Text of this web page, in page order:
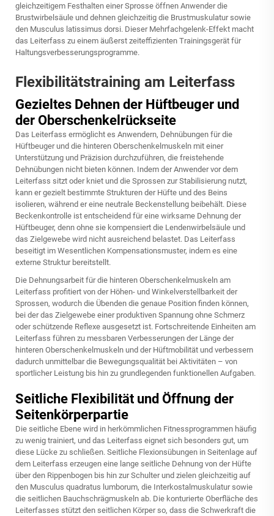
gleichzeitigem Festhalten einer Sprosse öffnen Anwender die
Brustwirbelsäule und dehnen gleichzeitig die Brustmuskulatur sowie
den Musculus latissimus dorsi. Dieser Mehrfachgelenk-Effekt macht
das Leiterfass zu einem äußerst zeiteffizienten Trainingsgerät für
Haltungsverbesserungsprogramme.
Flexibilitätstraining am Leiterfass
Gezieltes Dehnen der Hüftbeuger und
der Oberschenkelrückseite
Das Leiterfass ermöglicht es Anwendern, Dehnübungen für die
Hüftbeuger und die hinteren Oberschenkelmuskeln mit einer
Unterstützung und Präzision durchzuführen, die freistehende
Dehnübungen nicht bieten können. Indem der Anwender vor dem
Leiterfass sitzt oder kniet und die Sprossen zur Stabilisierung nutzt,
kann er gezielt bestimmte Strukturen der Hüfte und des Beins
isolieren, während er eine neutrale Beckenstellung beibehält. Diese
Beckenkontrolle ist entscheidend für eine wirksame Dehnung der
Hüftbeuger, denn ohne sie kompensiert die Lendenwirbelsäule und
das Zielgewebe wird nicht ausreichend belastet. Das Leiterfass
beseitigt im Wesentlichen Kompensationsmuster, indem es eine
externe Struktur bereitstellt.
Die Dehnungsarbeit für die hinteren Oberschenkelmuskeln am
Leiterfass profitiert von der Höhen- und Winkelverstellbarkeit der
Sprossen, wodurch die Übenden die genaue Position finden können,
bei der das Zielgewebe einer produktiven Spannung ohne Schmerz
oder schützende Reflexe ausgesetzt ist. Fortschreitende Einheiten am
Leiterfass führen zu messbaren Verbesserungen der Länge der
hinteren Oberschenkelmuskeln und der Hüftmobilität und verbessern
dadurch unmittelbar die Bewegungsqualität bei Aktivitäten – von
sportlicher Leistung bis hin zu grundlegenden funktionellen Aufgaben.
Seitliche Flexibilität und Öffnung der
Seitenkörperpartie
Die seitliche Ebene wird in herkömmlichen Fitnessprogrammen häufig
zu wenig trainiert, und das Leiterfass eignet sich besonders gut, um
diese Lücke zu schließen. Seitliche Flexionsübungen in Seitenlage auf
dem Leiterfass erzeugen eine lange seitliche Dehnung von der Hüfte
über den Rippenbogen bis hin zur Schulter und zielen gleichzeitig auf
den Musculus quadratus lumborum, die Interkostalmuskulatur sowie
die seitlichen Bauchschrägmuskeln ab. Die konturierte Oberfläche des
Leiterfasses stützt den seitlichen Körper so, dass die Schwerkraft die